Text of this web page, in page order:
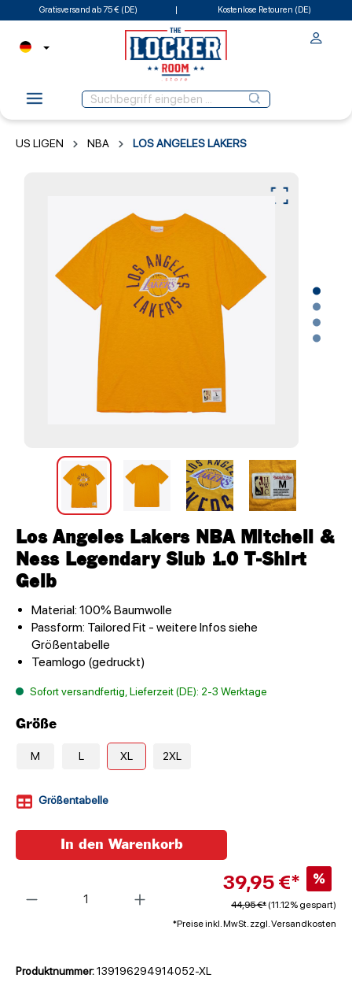
Gratisversand ab 75 € (DE) Kostenlose Retouren (DE)
US LIGEN NBA LOS ANGELES LAKERS
Los Angeles Lakers NBA Mitchell &
Ness Legendary Slub 1.0 T-Shirt
Gelb
Material: 100% Baumwolle
Passform: Tailored Fit - weitere Infos siehe
Größentabelle
Teamlogo (gedruckt)
Sofort versandfertig, Lieferzeit (DE): 2-3 Werktage
Größe
M L XL 2XL
Größentabelle
39,95 €* %
44,95 €* (11.12% gespart)
*Preise inkl. MwSt. zzgl. Versandkosten
In den Warenkorb
Produktnummer:139196294914052-XL